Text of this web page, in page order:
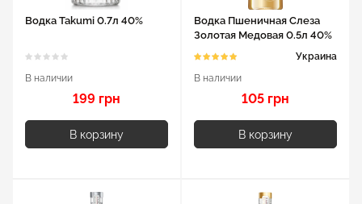
Водка Takumi 0.7л 40%
В наличии
199 грн
В корзину
Водка Пшеничная Слеза
Золотая Медовая 0.5л 40%
Украина
В наличии
105 грн
В корзину